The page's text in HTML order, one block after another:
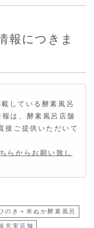
報につきま
している酵素風呂
は、酵素風呂店舗
接ご提供いただいて
らからお願い致し
のき＋米ぬか酵素風呂
充実店舗